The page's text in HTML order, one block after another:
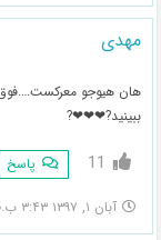
مهدی
هان هیوجو معرکست….فوق
ببینید?❤❤❤?
11 پاسخ
آبان ۱, ۱۳۹۷ ۳:۴۳ ب.ظ